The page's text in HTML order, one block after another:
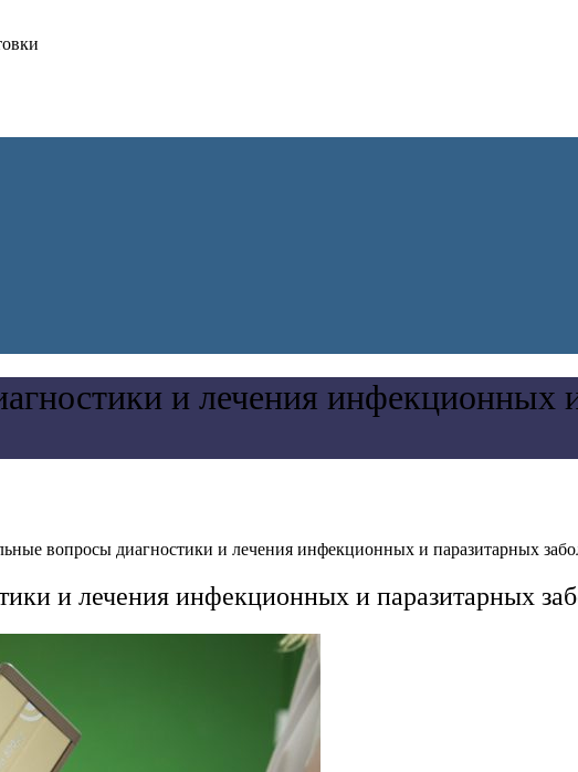
и лечения инфекционных
вопросы диагностики и лечения инфекционных и паразитарных
и лечения инфекционных и паразитарных